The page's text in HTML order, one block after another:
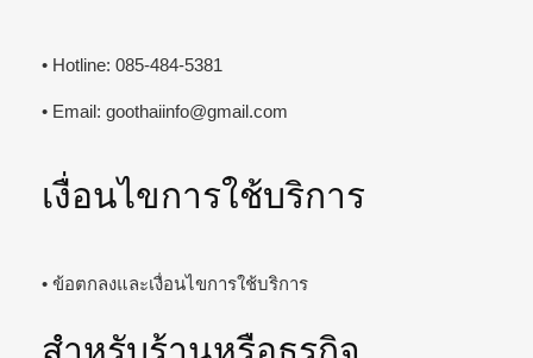
• Hotline: 085-484-5381
• Email: goothaiinfo@gmail.com
เงื่อนไขการใช้บริการ
• ข้อตกลงและเงื่อนไขการใช้บริการ
สำหรับร้านหรือธุรกิจ